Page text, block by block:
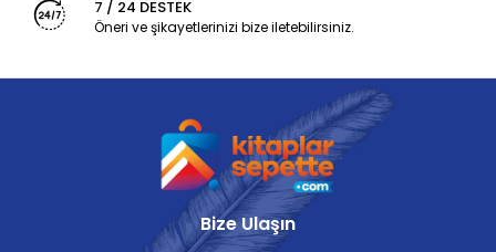
7 / 24 DESTEK
Öneri ve şikayetlerinizi bize iletebilirsiniz.
Bize Ulaşın